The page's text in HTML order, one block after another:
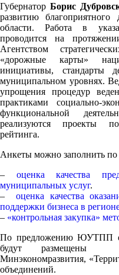
Губернатор Борис
развитию
области. Работа в
проводится на
Агентством
«дорожные карты»
инициативы, стандарты
муниципальном уровнях.
упрощения процедур
практиками социально-
функциональной
реализуются проекты
рейтинга.
Анкеты можно заполнить по
– оценка качества
муниципальных услуг.
– оценка качества
поддержки бизнеса в
– «контрольная закупка»
По предложению ЮУТПП
будут размещены в
Минэкономразвития,
объединений.